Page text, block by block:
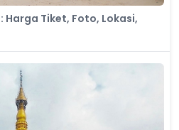
Harga Tiket, Foto, Lokasi,